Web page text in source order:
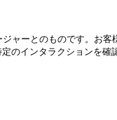
ーとのものです。お客
のインタラクションを確